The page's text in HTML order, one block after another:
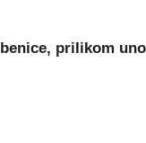
prilikom